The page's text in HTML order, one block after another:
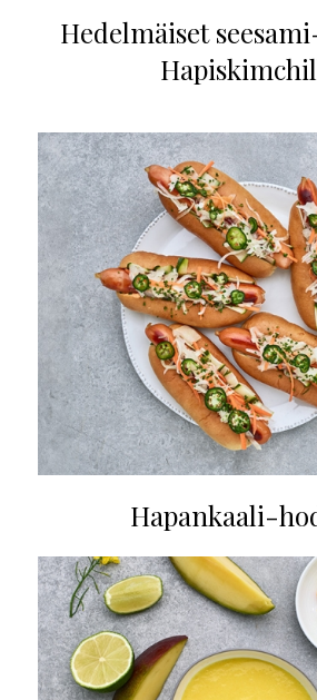
Hedelmäiset
Hapankaali-